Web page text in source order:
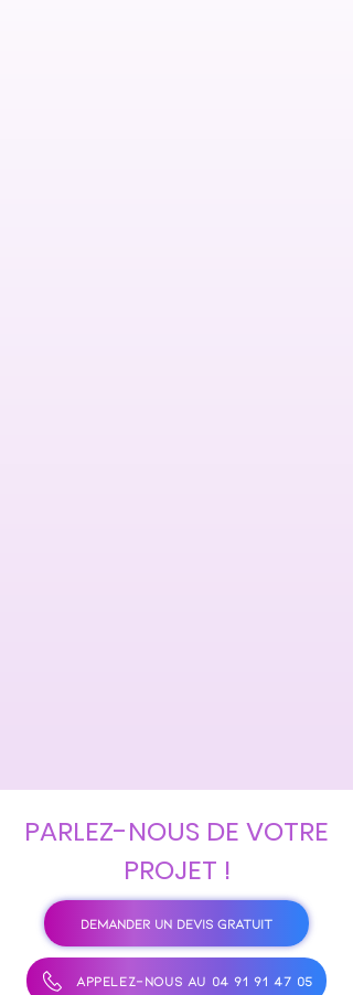
PARLEZ-NOUS DE VOTRE
PROJET !
DEMANDER UN DEVIS GRATUIT
APPELEZ-NOUS AU 04 91 91 47 05